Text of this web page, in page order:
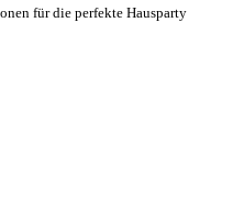
für die perfekte Hausparty